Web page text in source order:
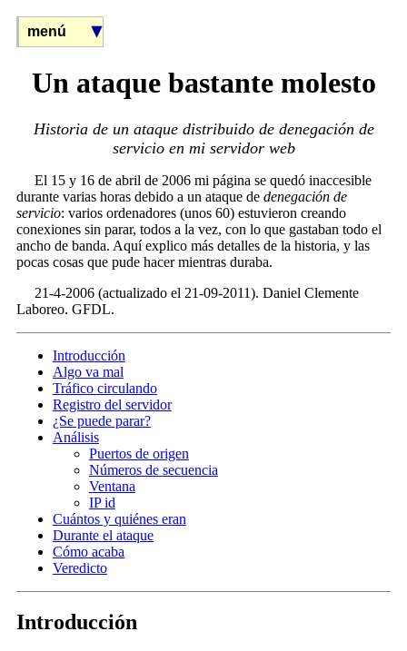
menú
Un ataque bastante molesto
Historia de un ataque distribuido de denegación de
servicio en mi servidor web
El 15 y 16 de abril de 2006 mi página se quedó inaccesible
durante varias horas debido a un ataque de denegación de
servicio: varios ordenadores (unos 60) estuvieron creando
conexiones sin parar, todos a la vez, con lo que gastaban todo el
ancho de banda. Aquí explico más detalles de la historia, y las
pocas cosas que pude hacer mientras duraba.
21-4-2006 (actualizado el 21-09-2011). Daniel Clemente
Laboreo. GFDL.
Introducción
Algo va mal
Tráfico circulando
Registro del servidor
¿Se puede parar?
Análisis
Puertos de origen
Números de secuencia
Ventana
IP id
Cuántos y quiénes eran
Durante el ataque
Cómo acaba
Veredicto
Introducción